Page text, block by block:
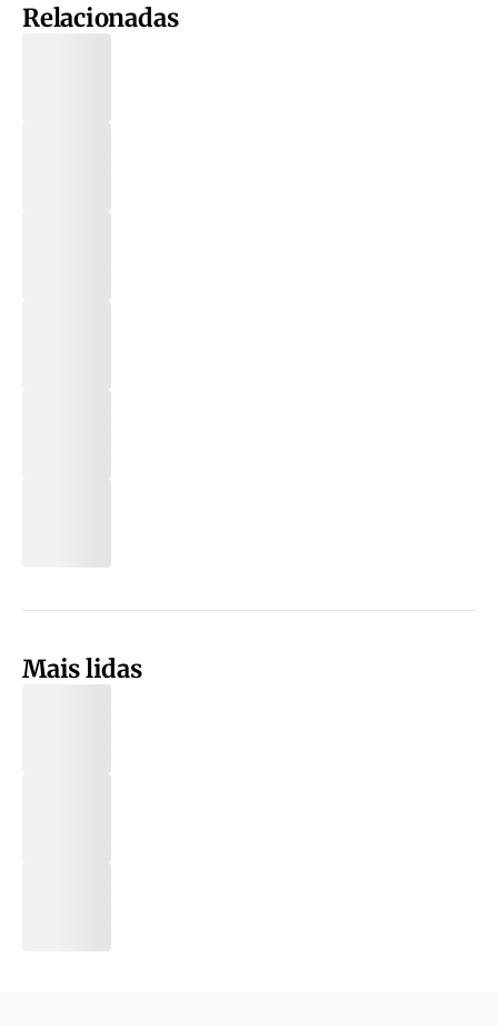
Relacionadas
Mais lidas